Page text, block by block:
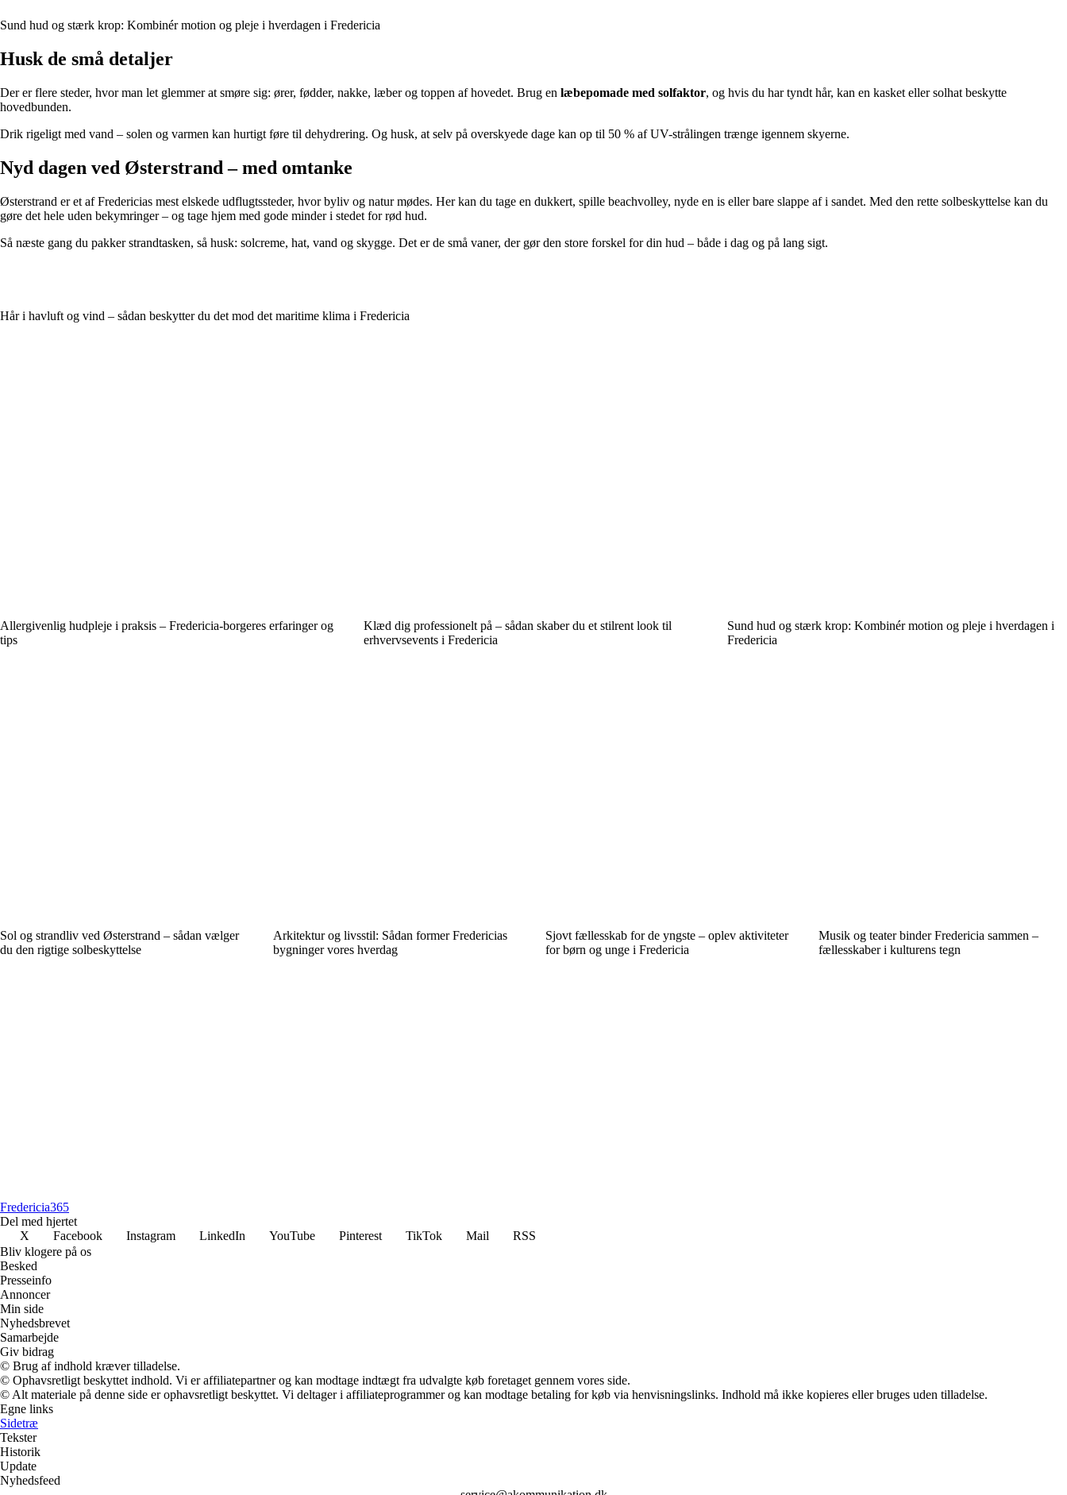
Sund hud og stærk krop: Kombinér motion og pleje i hverdagen i Fredericia
Husk de små detaljer
Der er flere steder, hvor man let glemmer at smøre sig: ører, fødder, nakke, læber og toppen af hovedet. Brug en læbepomade med solfaktor, og hvis du har tyndt hår, kan en kasket eller solhat beskytte
hovedbunden.
Drik rigeligt med vand – solen og varmen kan hurtigt føre til dehydrering. Og husk, at selv på overskyede dage kan op til 50 % af UV-strålingen trænge igennem skyerne.
Nyd dagen ved Østerstrand – med omtanke
Østerstrand er et af Fredericias mest elskede udflugtssteder, hvor byliv og natur mødes. Her kan du tage en dukkert, spille beachvolley, nyde en is eller bare slappe af i sandet. Med den rette solbeskyttelse kan du
gøre det hele uden bekymringer – og tage hjem med gode minder i stedet for rød hud.
Så næste gang du pakker strandtasken, så husk: solcreme, hat, vand og skygge. Det er de små vaner, der gør den store forskel for din hud – både i dag og på lang sigt.
Hår i havluft og vind – sådan beskytter du det mod det maritime klima i Fredericia
Allergivenlig hudpleje i praksis – Fredericia-borgeres erfaringer og
tips
Klæd dig professionelt på – sådan skaber du et stilrent look til
erhvervsevents i Fredericia
Sund hud og stærk krop: Kombinér motion og pleje i hverdagen i
Fredericia
Sol og strandliv ved Østerstrand – sådan vælger
du den rigtige solbeskyttelse
Arkitektur og livsstil: Sådan former Fredericias
bygninger vores hverdag
Sjovt fællesskab for de yngste – oplev aktiviteter
for børn og unge i Fredericia
Musik og teater binder Fredericia sammen –
fællesskaber i kulturens tegn
Fredericia365
Del med hjertet
X
Facebook Instagram LinkedIn YouTube Pinterest TikTok Mail
RSS
Bliv klogere på os
Besked
Presseinfo
Annoncer
Min side
Nyhedsbrevet
Samarbejde
Giv bidrag
© Brug af indhold kræver tilladelse.
© Ophavsretligt beskyttet indhold. Vi er affiliatepartner og kan modtage indtægt fra udvalgte køb foretaget gennem vores side.
© Alt materiale på denne side er ophavsretligt beskyttet. Vi deltager i affiliateprogrammer og kan modtage betaling for køb via henvisningslinks. Indhold må ikke kopieres eller bruges uden tilladelse.
Egne links
Sidetræ
Tekster
Historik
Update
Nyhedsfeed